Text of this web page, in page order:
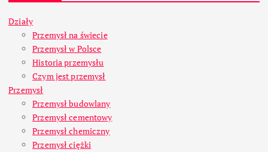
Działy
Przemysł na świecie
Przemysł w Polsce
Historia przemysłu
Czym jest przemysł
Przemysł
Przemysł budowlany
Przemysł cementowy
Przemysł chemiczny
Przemysł ciężki